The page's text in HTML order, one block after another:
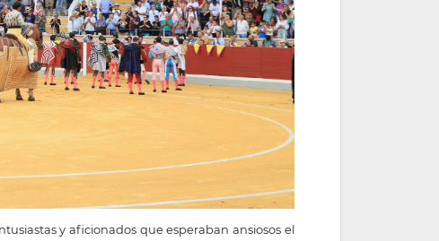
y aficionados que esperaban ansiosos el